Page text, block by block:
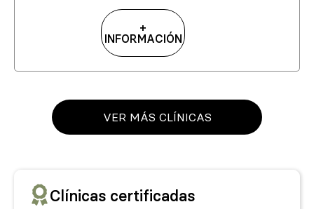
+
INFORMACIÓN
VER MÁS CLÍNICAS
Clínicas certificadas